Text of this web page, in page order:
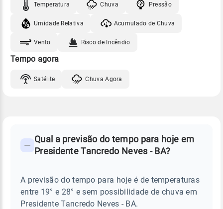
Temperatura Chuva Pressão
Umidade Relativa Acumulado de Chuva
Vento Risco de Incêndio
Tempo agora
Satélite Chuva Agora
PREVISÃO
TEMPO
PRESIDENTE
TANCREDO
NEVES
Perguntas
sobre
chuva
Qual a previsão do tempo para hoje em
Presidente Tancredo Neves - BA?
A previsão do tempo para hoje é de temperaturas
entre 19° e 28° e sem possibilidade de chuva em
Presidente Tancredo Neves - BA.